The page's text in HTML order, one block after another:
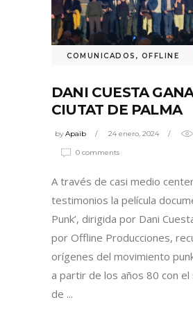
COMUNICADOS , OFFLINE
DANI CUESTA
CIUTAT DE PALMA
byApaib 24 enero, 2024
0 comments
A través de casi medio
testimonios la película
Punk’, dirigida por Dani
por Offline Producciones,
orígenes del movimiento
a partir de los años 80 con
de